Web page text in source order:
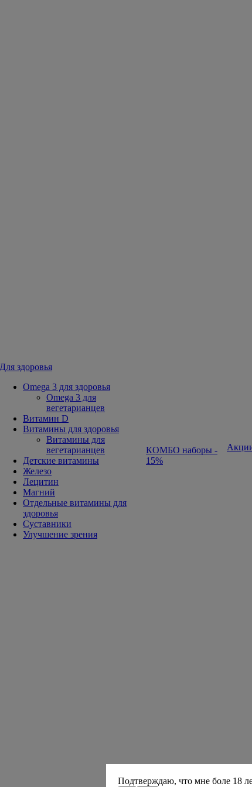
Для здоровья
Omega 3 для здоровья
Omega 3 для
вегетарианцев
Витамин D
Витамины для здоровья
Витамины для
вегетарианцев
Детские витамины
Железо
Лецитин
Магний
Отдельные витамины для
здоровья
Суставники
Улучшение зрения
КОМБО наборы -
15%
Подтверждаю, что мне боле 18